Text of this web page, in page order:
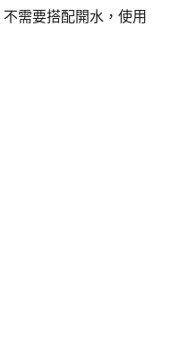
需要搭配開水，使用